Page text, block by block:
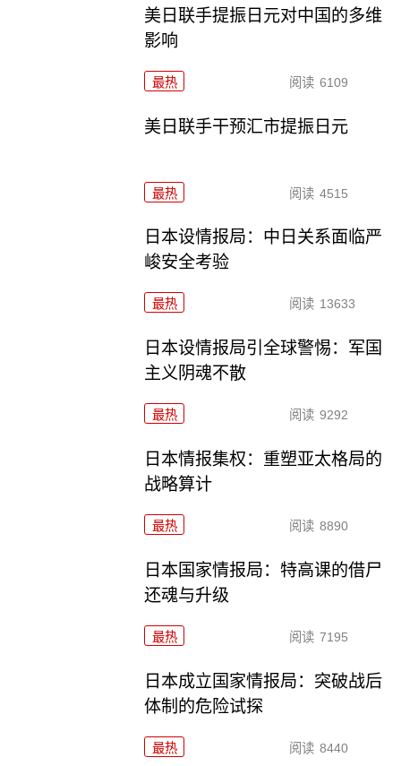
美日联手提振日元对中国的多维
影响
最热 阅读 6109
美日联手干预汇市提振日元
最热 阅读 4515
日本设情报局：中日关系面临严
峻安全考验
最热 阅读 13633
日本设情报局引全球警惕：军国
主义阴魂不散
最热 阅读 9292
日本情报集权：重塑亚太格局的
战略算计
最热 阅读 8890
日本国家情报局：特高课的借尸
还魂与升级
最热 阅读 7195
日本成立国家情报局：突破战后
体制的危险试探
最热 阅读 8440